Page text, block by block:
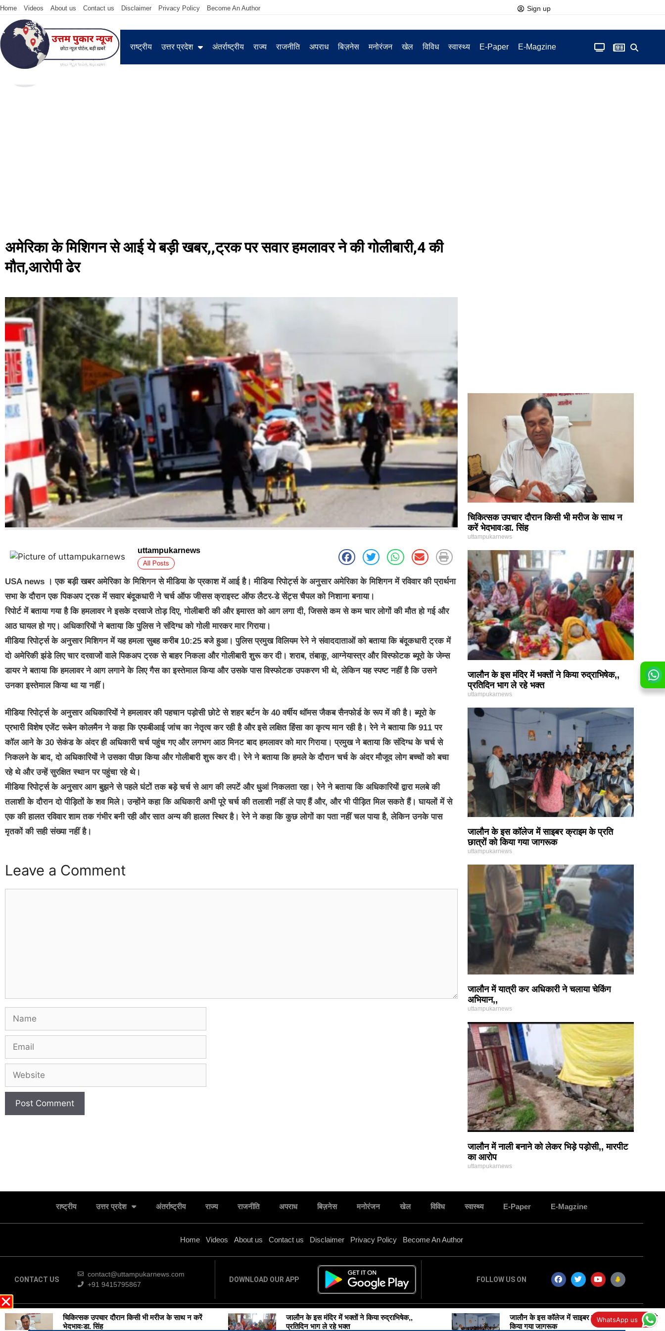
Home Videos About us Contact us Disclaimer Privacy Policy Become An Author Sign up
राष्ट्रीय उत्तर प्रदेश अंतर्राष्ट्रीय राज्य राजनीति अपराध बिज़नेस मनोरंजन खेल विविध स्वास्थ्य E-Paper E-Magzine
अमेरिका के मिशिगन से आई ये बड़ी खबर,,ट्रक पर सवार हमलावर ने की गोलीबारी,4 की
मौत,आरोपी ढेर
uttampukarnews
All Posts
USA news । एक बड़ी खबर अमेरिका के मिशिगन से मीडिया के प्रकाश में आई है। मीडिया रिपोर्ट्स के अनुसार अमेरिका के मिशिगन में रविवार की प्रार्थना
सभा के दौरान एक पिकअप ट्रक में सवार बंदूकधारी ने चर्च ऑफ जीसस क्राइस्ट ऑफ लैटर-डे सेंट्स चैपल को निशाना बनाया।
रिपोर्ट में बताया गया है कि हमलावर ने इसके दरवाजे तोड़ दिए, गोलीबारी की और इमारत को आग लगा दी, जिससे कम से कम चार लोगों की मौत हो गई और
आठ घायल हो गए। अधिकारियों ने बताया कि पुलिस ने संदिग्ध को गोली मारकर मार गिराया।
मीडिया रिपोर्ट्स के अनुसार मिशिगन में यह हमला सुबह करीब 10:25 बजे हुआ। पुलिस प्रमुख विलियम रेने ने संवाददाताओं को बताया कि बंदूकधारी ट्रक में
दो अमेरिकी झंडे लिए चार दरवाजों वाले पिकअप ट्रक से बाहर निकला और गोलीबारी शुरू कर दी। शराब, तंबाकू, आग्नेयास्त्र और विस्फोटक ब्यूरो के जेम्स
डायर ने बताया कि हमलावर ने आग लगाने के लिए गैस का इस्तेमाल किया और उसके पास विस्फोटक उपकरण भी थे, लेकिन यह स्पष्ट नहीं है कि उसने
उनका इस्तेमाल किया था या नहीं।
मीडिया रिपोर्ट्स के अनुसार अधिकारियों ने हमलावर की पहचान पड़ोसी छोटे से शहर बर्टन के 40 वर्षीय थॉमस जैकब सैनफोर्ड के रूप में की है। ब्यूरो के
प्रभारी विशेष एजेंट रूबेन कोलमैन ने कहा कि एफबीआई जांच का नेतृत्व कर रही है और इसे लक्षित हिंसा का कृत्य मान रही है। रेने ने बताया कि 911 पर
कॉल आने के 30 सेकंड के अंदर ही अधिकारी चर्च पहुंच गए और लगभग आठ मिनट बाद हमलावर को मार गिराया। प्रमुख ने बताया कि संदिग्ध के चर्च से
निकलने के बाद, दो अधिकारियों ने उसका पीछा किया और गोलीबारी शुरू कर दी। रेने ने बताया कि हमले के दौरान चर्च के अंदर मौजूद लोग बच्चों को बचा
रहे थे और उन्हें सुरक्षित स्थान पर पहुंचा रहे थे।
मीडिया रिपोर्ट्स के अनुसार आग बुझने से पहले घंटों तक बड़े चर्च से आग की लपटें और धुआं निकलता रहा। रेने ने बताया कि अधिकारियों द्वारा मलबे की
तलाशी के दौरान दो पीड़ितों के शव मिले। उन्होंने कहा कि अधिकारी अभी पूरे चर्च की तलाशी नहीं ले पाए हैं और, और भी पीड़ित मिल सकते हैं। घायलों में से
एक की हालत रविवार शाम तक गंभीर बनी रही और सात अन्य की हालत स्थिर है। रेने ने कहा कि कुछ लोगों का पता नहीं चल पाया है, लेकिन उनके पास
मृतकों की सही संख्या नहीं है।
Leave a Comment
चिकित्सक उपचार दौरान किसी भी मरीज के साथ न
करें भेदभावःडा. सिंह
uttampukarnews
जालौन के इस मंदिर में भक्तों ने किया रुद्राभिषेक,,
प्रतिदिन भाग ले रहे भक्त
uttampukarnews
जालौन के इस कॉलेज में साइबर क्राइम के प्रति
छात्रों को किया गया जागरूक
uttampukarnews
जालौन में यात्री कर अधिकारी ने चलाया चेकिंग
अभियान,,
uttampukarnews
जालौन में नाली बनाने को लेकर भिड़े पड़ोसी,, मारपीट
का आरोप
uttampukarnews
राष्ट्रीय उत्तर प्रदेश अंतर्राष्ट्रीय राज्य राजनीति अपराध बिज़नेस मनोरंजन खेल विविध स्वास्थ्य E-Paper E-Magzine
Home Videos About us Contact us Disclaimer Privacy Policy Become An Author
CONTACT US
contact@uttampukarnews.com
+91 9415795867
DOWNLOAD OUR APP FOLLOW US ON
© 2022 Uttam Pukar News | Designed & Managed by Digital Marketing Company Traffic Tail WhatsApp us
चिकित्सक उपचार दौरान किसी भी मरीज के साथ न करें
भेदभावःडा. सिंह
जालौन के इस मंदिर में भक्तों ने किया रुद्राभिषेक,,
प्रतिदिन भाग ले रहे भक्त
जालौन के इस कॉलेज में साइबर क्राइम के प्रति छात्रों को
किया गया जागरूक